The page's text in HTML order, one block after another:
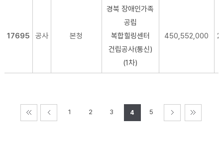
17695 공사 본청
경북 장애인가족
공립
복합힐링센터
건립공사(통신)
(1차)
450,552,000
1 2 3 4 5